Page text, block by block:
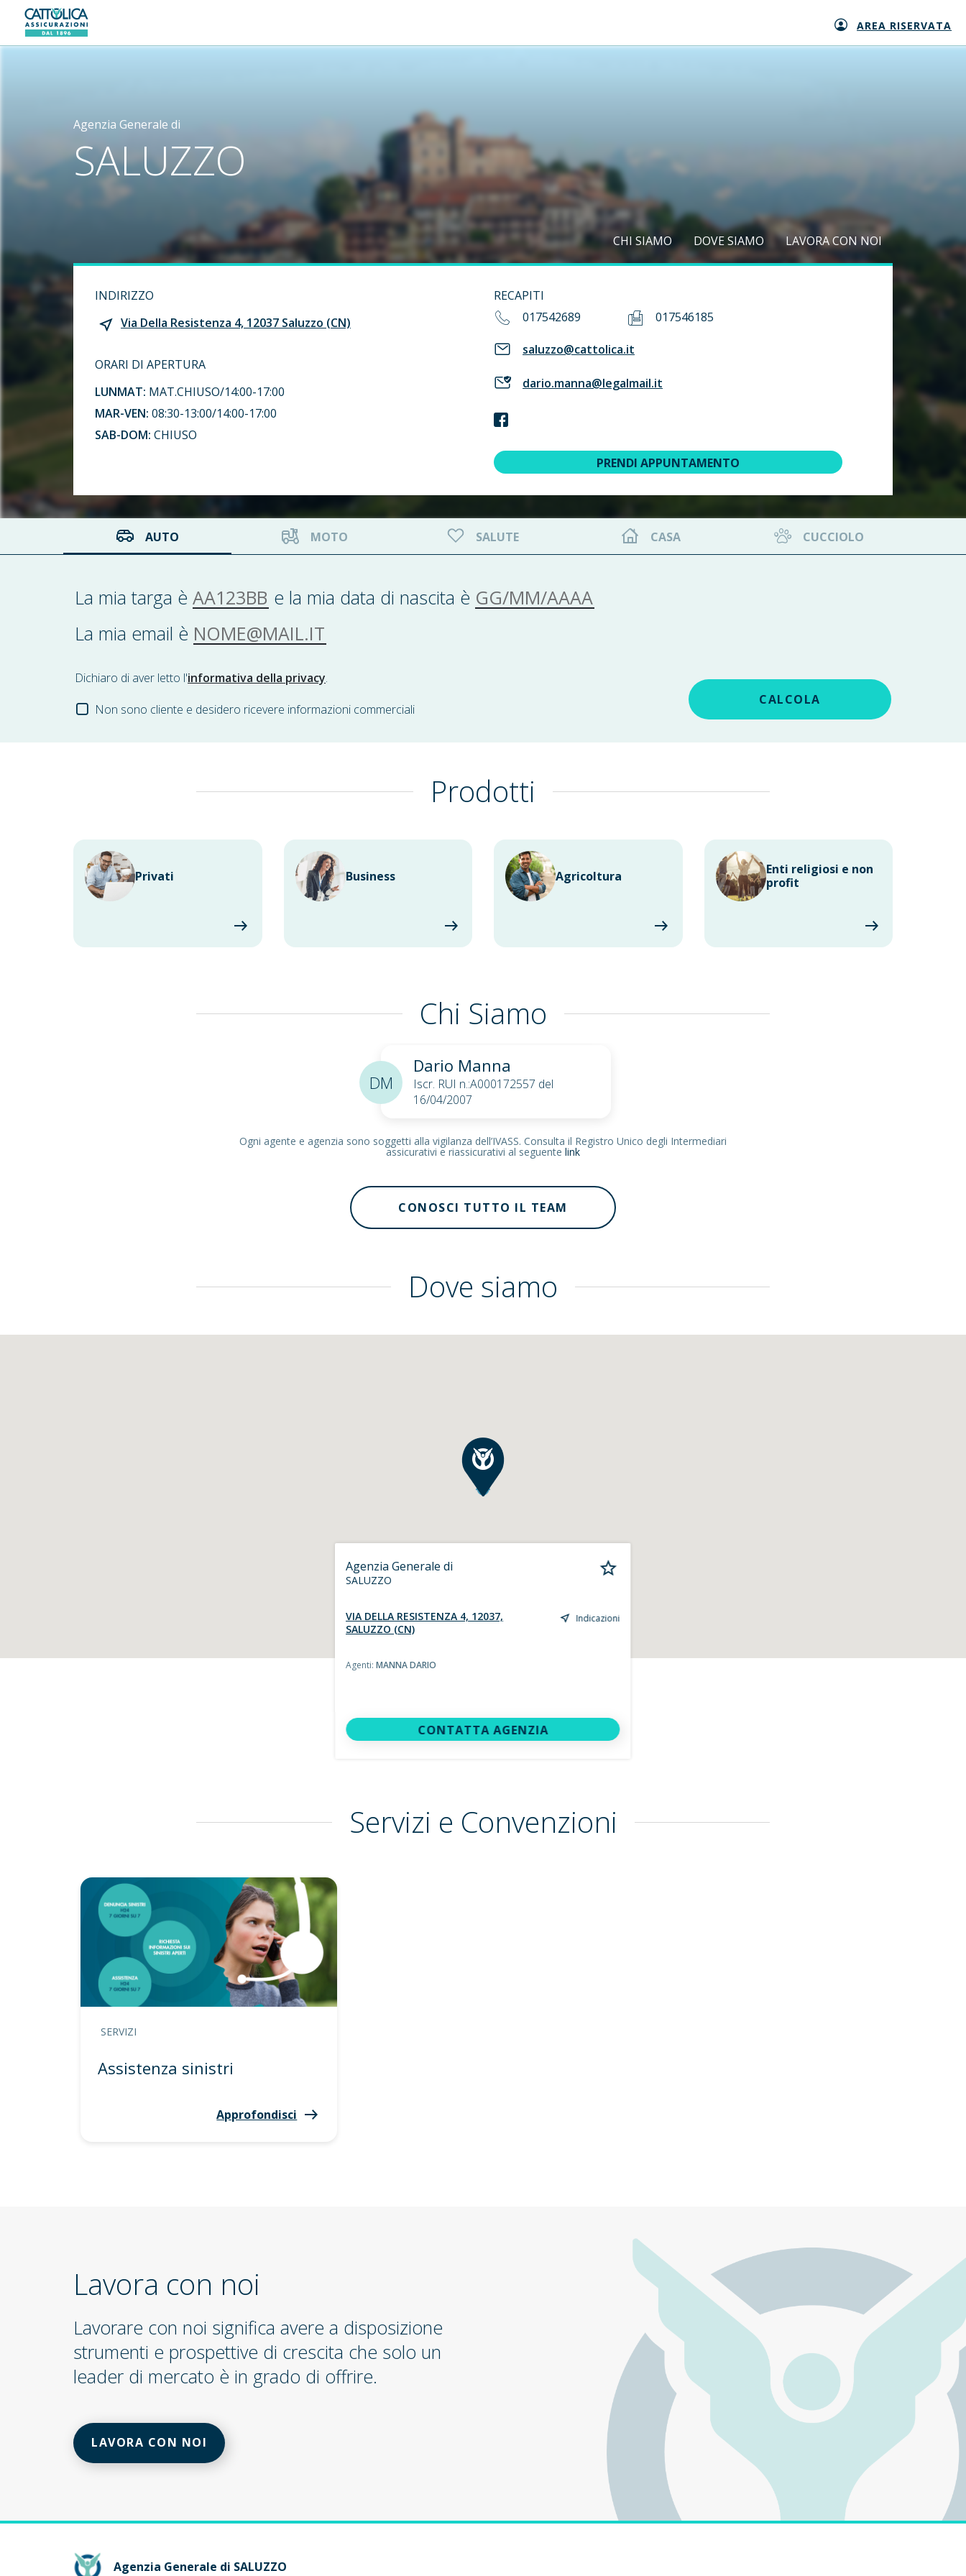
Generali logo AREA RISERVATA
Agenzia Generale di
SALUZZO
CHI SIAMO DOVE SIAMO LAVORA CON NOI
INDIRIZZO
Via Della Resistenza 4, 12037 Saluzzo (CN)
ORARI DI APERTURA
LUNMAT: MAT.CHIUSO/14:00-17:00
MAR-VEN: 08:30-13:00/14:00-17:00
SAB-DOM: CHIUSO
RECAPITI
017542689
017546185
saluzzo@cattolica.it
dario.manna@legalmail.it
PRENDI APPUNTAMENTO
AUTO MOTO SALUTE CASA CUCCIOLO
La mia targa èAA123BB e la mia data di nascita èGG/MM/AAAA
La mia email èNOME@MAIL.IT
Dichiaro di aver letto l'informativa della privacy.
Non sono cliente e desidero ricevere informazioni commerciali
CALCOLA
Prodotti
Privati Business Agricoltura
Enti religiosi e non
profit
Chi Siamo
Dario Manna
Iscr. RUI n.:A000172557 del
16/04/2007
DM
Ogni agente e agenzia sono soggetti alla vigilanza dell’IVASS. Consulta il Registro Unico degli Intermediari
assicurativi e riassicurativi al seguente link
CONOSCI TUTTO IL TEAM
Dove siamo
Agenzia Generale di
SALUZZO
VIA DELLA RESISTENZA 4, 12037,
SALUZZO (CN)
Indicazioni
Agenti:MANNA DARIO
CONTATTA AGENZIA
Servizi e Convenzioni
SERVIZI
Assistenza sinistri
Approfondisci
Lavora con noi
Lavorare con noi significa avere a disposizione
strumenti e prospettive di crescita che solo un
leader di mercato è in grado di offrire.
LAVORA CON NOI
Agenzia Generale di SALUZZO